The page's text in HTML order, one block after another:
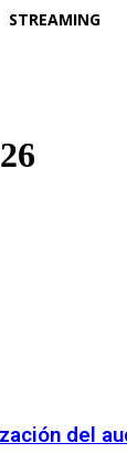
STREAMING
del